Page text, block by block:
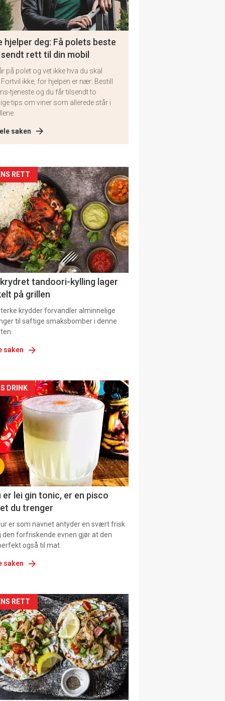
hjelper deg: Få polets beste
rett til din mobil
på polet og vet ikke hva du skal
Fortvil ikke, for hjelpen er nær: Bestill
tjeneste og du får tilsendt to
tips om viner som allerede står i
saken
RETT
tandoori-kylling lager
på grillen
krydder forvandler alminnelige
til saftige smaksbomber i denne
saken
DRINK
er lei gin tonic, er en pisco
du trenger
er som navnet antyder en svært frisk
den forfriskende evnen gjør at den
også til mat.
saken
RETT